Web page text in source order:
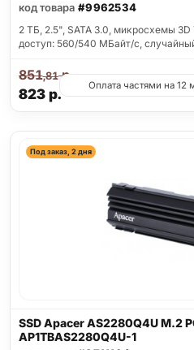
код товара #9962534
2 ТБ, 2.5", SATA 3.0, микросхемы
доступ: 560/540 МБайт/с,
823р.
851,81р.
Оплата частями на 12
Под заказ, 2 дня
SSD Apacer AS2280Q4U M.2
AP1TBAS2280Q4U-1